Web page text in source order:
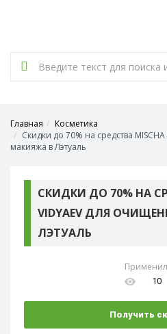
Главная
Косметика
Скидки до 70% на средства
макияжа в Лэтуаль
СКИДКИ ДО 70% НА
VIDYAEV ДЛЯ
ЛЭТУАЛЬ
10
Получить